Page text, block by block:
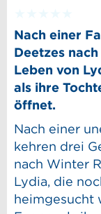
Nach einer
Deetzes
Leben von
als ihre
öffnet.
Nach einer
kehren drei
nach Winter
Lydia, die
heimgesucht